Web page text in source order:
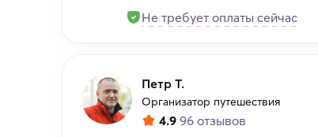
Не требует оплаты сейчас
Петр Т.
Организатор путешествия
4.9 96 отзывов